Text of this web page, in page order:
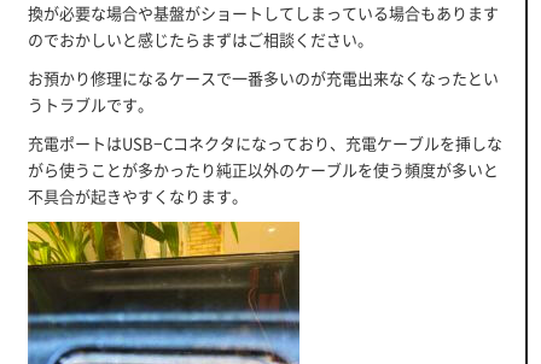
換が必要な場合や基盤がショートしてしまっている場合もあります
のでおかしいと感じたらまずはご相談ください。
お預かり修理になるケースで一番多いのが充電出来なくなったとい
うトラブルです。
充電ポートはUSB−Cコネクタになっており、充電ケーブルを挿しな
がら使うことが多かったり純正以外のケーブルを使う頻度が多いと
不具合が起きやすくなります。